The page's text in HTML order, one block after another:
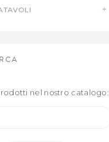
nel nostro catalogo: